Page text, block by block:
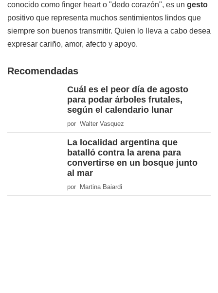
conocido como finger heart o "dedo corazón", es un gesto
positivo que representa muchos sentimientos lindos que
siempre son buenos transmitir. Quien lo lleva a cabo desea
expresar cariño, amor, afecto y apoyo.
Recomendadas
Cuál es el peor día de agosto
para podar árboles frutales,
según el calendario lunar
por Walter Vasquez
La localidad argentina que
batalló contra la arena para
convertirse en un bosque junto
al mar
por Martina Baiardi